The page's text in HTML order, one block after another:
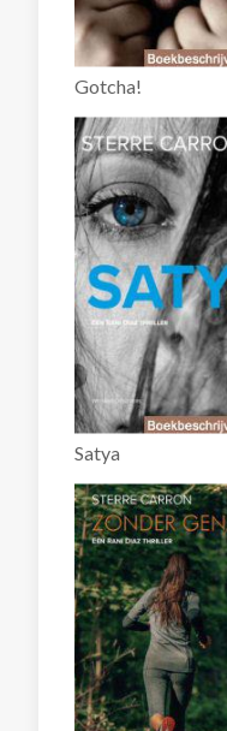
Gotcha!
Satya